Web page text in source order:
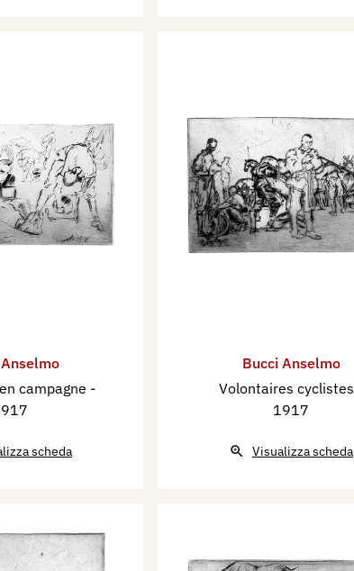
campagne -
scheda
Bucci Anselmo
Volontaires cyclistes
1917
Visualizza scheda